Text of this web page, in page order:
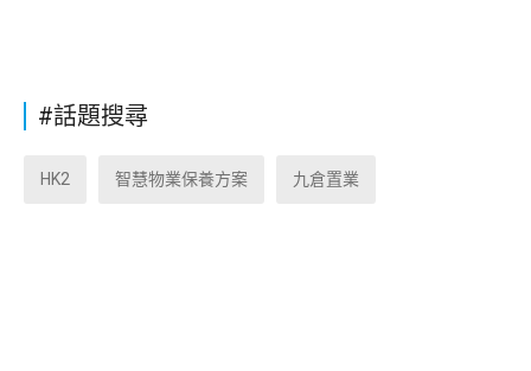
#話題搜尋
HK2 智慧物業保養方案 九倉置業